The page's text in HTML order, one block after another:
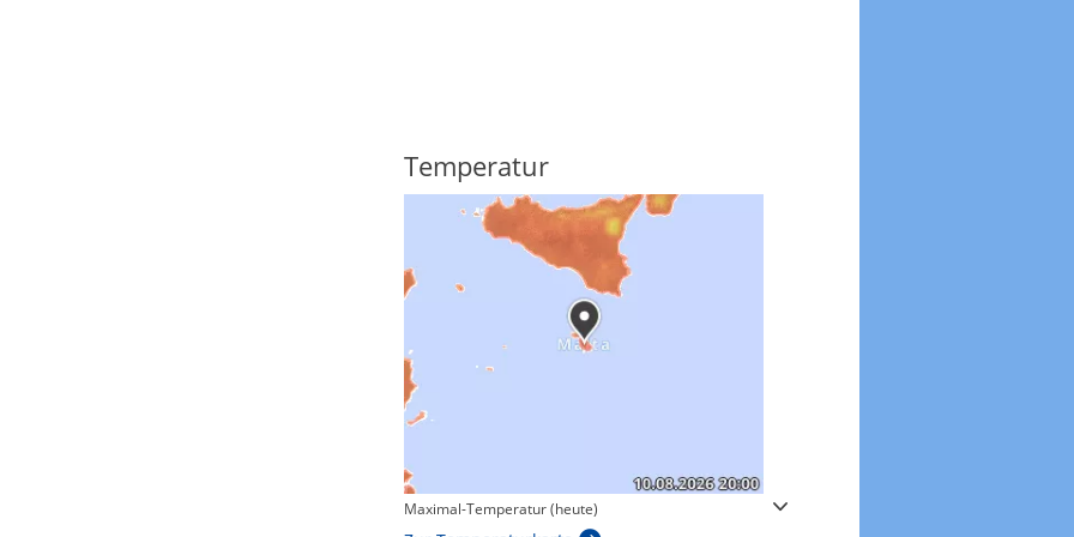
Temperatur
Maximal-Temperatur (heute) Windgeschwindigkeiten in 3h